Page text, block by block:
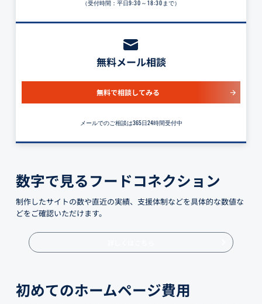
（受付時間：平日9:30～18:30 まで）
無料メール相談
無料で相談してみる
メールでのご相談は365日24時間受付中
数字で見るフードコネクション
制作したサイトの数や直近の実績、支援体制などを具体的な数値な
どをご確認いただけます。
初めてのホームページ費用